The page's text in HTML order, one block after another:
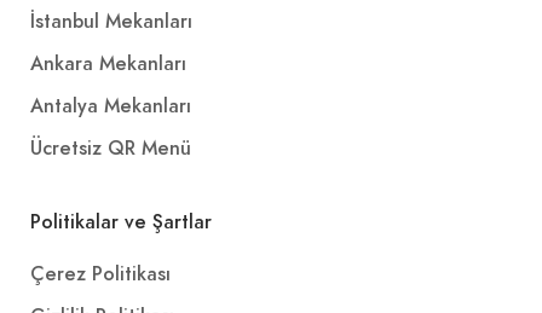
İstanbul Mekanları
Ankara Mekanları
Antalya Mekanları
Ücretsiz QR Menü
Politikalar ve Şartlar
Çerez Politikası